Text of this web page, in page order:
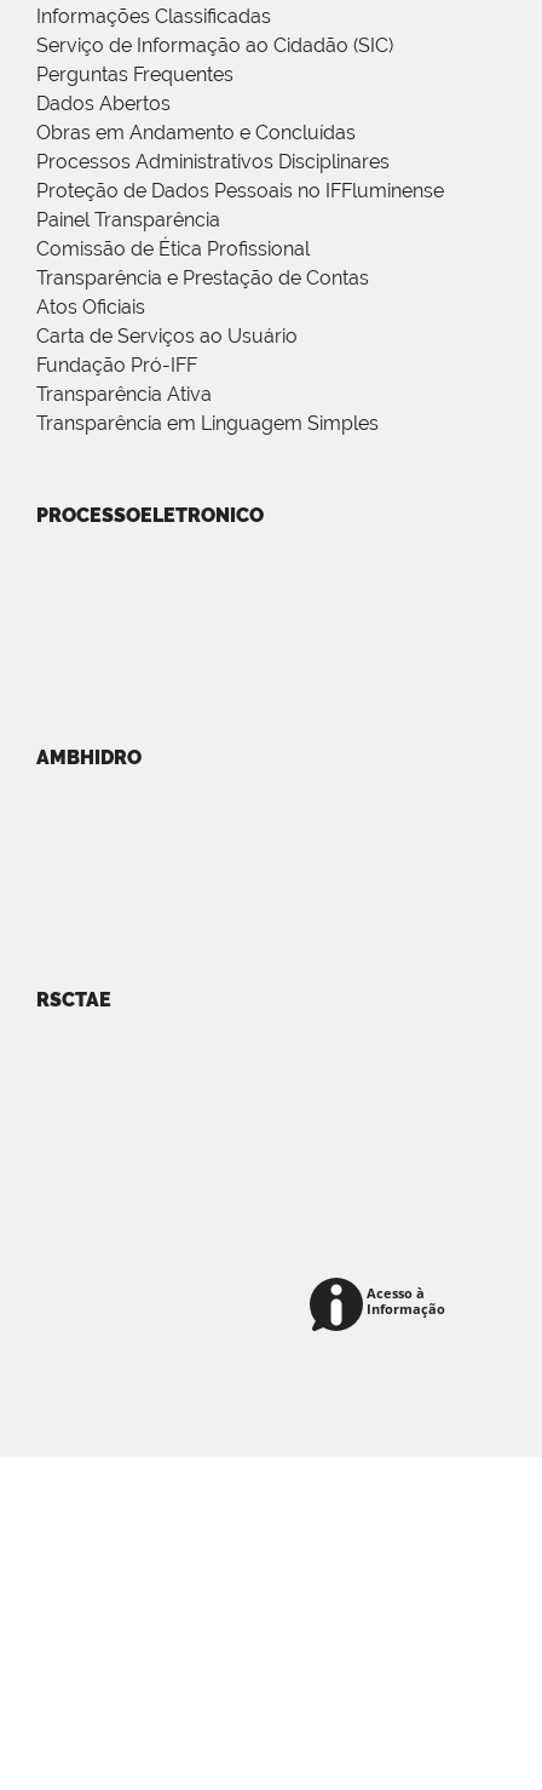
Informações Classificadas
Serviço de Informação ao Cidadão (SIC)
Perguntas Frequentes
Dados Abertos
Obras em Andamento e Concluídas
Processos Administrativos Disciplinares
Proteção de Dados Pessoais no IFFluminense
Painel Transparência
Comissão de Ética Profissional
Transparência e Prestação de Contas
Atos Oficiais
Carta de Serviços ao Usuário
Fundação Pró-IFF
Transparência Ativa
Transparência em Linguagem Simples
PROCESSOELETRONICO
AMBHIDRO
RSCTAE